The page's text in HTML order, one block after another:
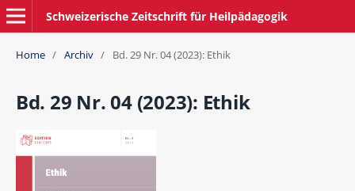
Schweizerische Zeitschrift für Heilpädagogik
Home / Archiv / Bd. 29 Nr. 04 (2023): Ethik
Bd. 29 Nr. 04 (2023): Ethik